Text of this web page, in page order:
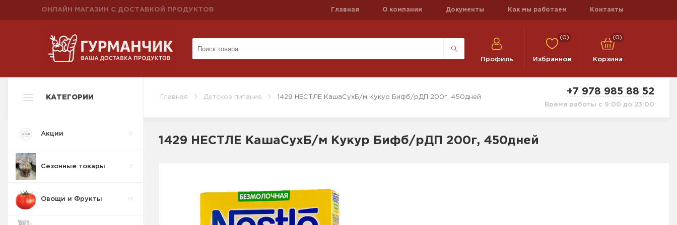
ОНЛАЙН МАГАЗИН С ДОСТАВКОЙ ПРОДУКТОВ Главная О компании Документы Как мы работаем Контакты
Профиль
(0)
Избранное
(0)
Корзина
Главная Детское питание 1429 НЕСТЛЕ КашаСухБ/м Кукур Бифб/рДП 200г, 450дней
+7 978 985 88 52
Время работы с 9:00 до 23:00
КАТЕГОРИИ
Акции 13
Сезонные товары
Овощи и Фрукты 95
1429 НЕСТЛЕ КашаСухБ/м Кукур Бифб/рДП 200г, 450дней